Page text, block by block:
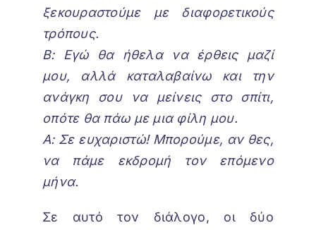
ξεκουραστούμε με διαφορετικούς
τρόπους.
Β: Εγώ θα ήθελα να έρθεις μαζί
μου, αλλά καταλαβαίνω και την
ανάγκη σου να μείνεις στο σπίτι,
οπότε θα πάω με μια φίλη μου.
Α: Σε ευχαριστώ! Μπορούμε, αν θες,
να πάμε εκδρομή τον επόμενο
μήνα.
Σε αυτό τον διάλογο, οι δύο